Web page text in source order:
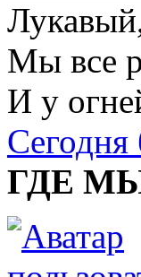
Мы все
И у
Сегодня
ГДЕ